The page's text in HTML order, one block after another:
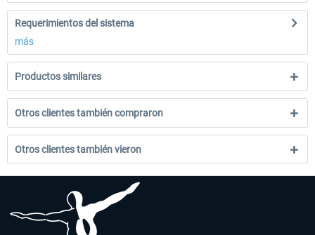
Requerimientos del sistema
más
Productos similares
Otros clientes también compraron
Otros clientes también vieron